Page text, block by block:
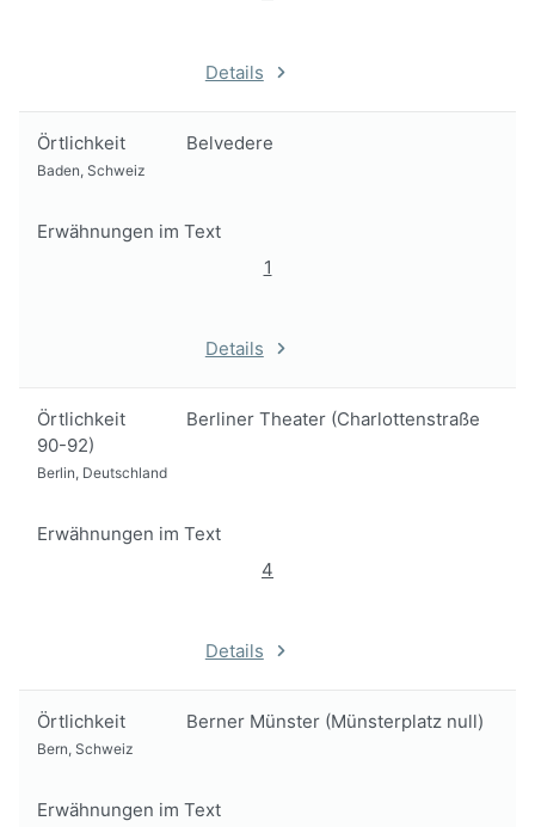
Details
Örtlichkeit Belvedere
Baden, Schweiz
Erwähnungen im Text
1
Details
Örtlichkeit
Berliner Theater (Charlottenstraße
90-92)
Berlin, Deutschland
Erwähnungen im Text
4
Details
Örtlichkeit Berner Münster (Münsterplatz null)
Bern, Schweiz
Erwähnungen im Text